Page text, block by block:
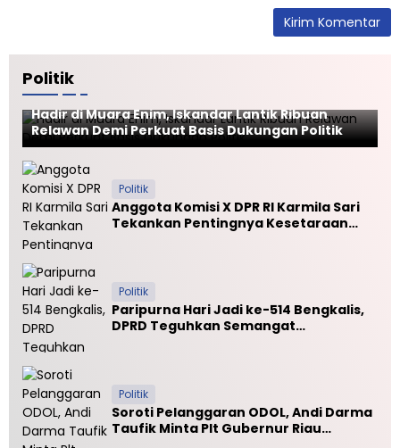
Politik
Politik
Hadir di Muara Enim, Iskandar Lantik Ribuan
Relawan Demi Perkuat Basis Dukungan Politik
Politik
Anggota Komisi X DPR RI Karmila Sari
Tekankan Pentingnya Kesetaraan
Politik
Paripurna Hari Jadi ke-514 Bengkalis,
DPRD Teguhkan Semangat
Politik
Soroti Pelanggaran ODOL, Andi Darma
Taufik Minta Plt Gubernur Riau